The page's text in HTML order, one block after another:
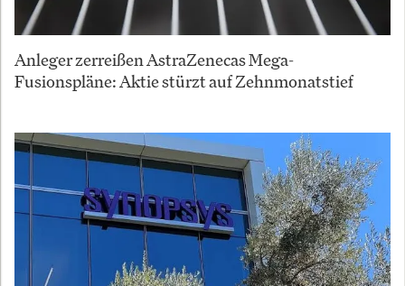
Anleger zerreißen AstraZenecas Mega-
Fusionspläne: Aktie stürzt auf Zehnmonatstief